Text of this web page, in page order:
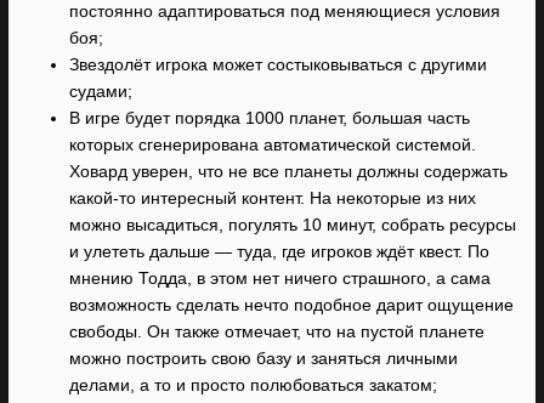
постоянно адаптироваться под меняющиеся условия
боя;
Звездолёт игрока может состыковываться с другими
судами;
В игре будет порядка 1000 планет, большая часть
которых сгенерирована автоматической системой.
Ховард уверен, что не все планеты должны содержать
какой-то интересный контент. На некоторые из них
можно высадиться, погулять 10 минут, собрать ресурсы
и улететь дальше — туда, где игроков ждёт квест. По
мнению Тодда, в этом нет ничего страшного, а сама
возможность сделать нечто подобное дарит ощущение
свободы. Он также отмечает, что на пустой планете
можно построить свою базу и заняться личными
делами, а то и просто полюбоваться закатом;